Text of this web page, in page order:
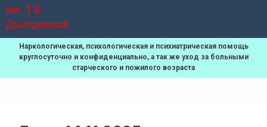
Наркологическая, психологическая и психиатрическая помощь
круглосуточно и конфиденциально, а так же уход за больными
старческого и пожилого возраста